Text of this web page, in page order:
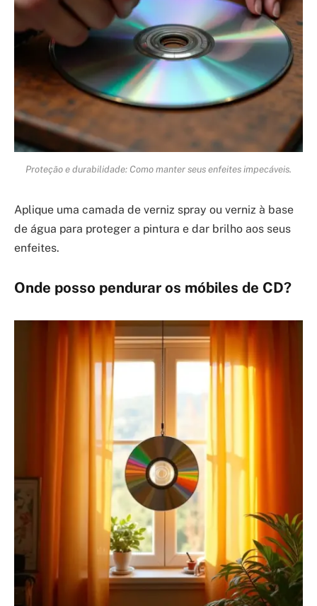
Proteção e durabilidade: Como manter seus enfeites impecáveis.
Aplique uma camada de verniz spray ou verniz à base
de água para proteger a pintura e dar brilho aos seus
enfeites.
Onde posso pendurar os móbiles de CD?